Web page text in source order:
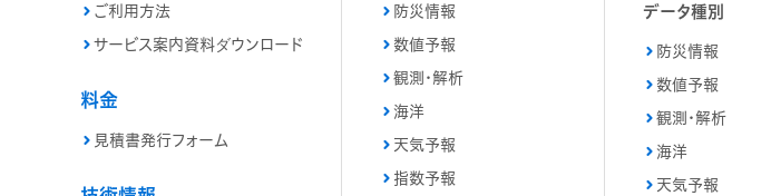
ご利用方法
サービス案内資料ダウンロード
料金
見積書発行フォーム
防災情報
数値予報
観測・解析
海洋
天気予報
指数予報
データ種別
防災情報
数値予報
観測・解析
海洋
天気予報